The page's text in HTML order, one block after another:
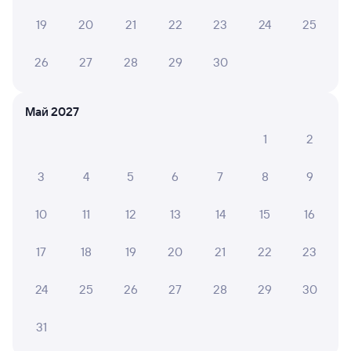
Выберите дату
Самый быстрый
из Адлера
20:15
Дни следования ближайшие: 12, 19, 26 августа Маршрут
Плацкарт
от 2 ⁠143 ⁠₽
Купе
2 ⁠959 ⁠₽
Выберите дату
Самый быстрый
19 20 21 22 23 24 25
26 27 28 29 30
Май 2027
1
2
3 4 5 6 7 8 9
10 11 12 13 14 15 16
17 18 19 20 21 22 23
24 25 26 27 28 29 30
31